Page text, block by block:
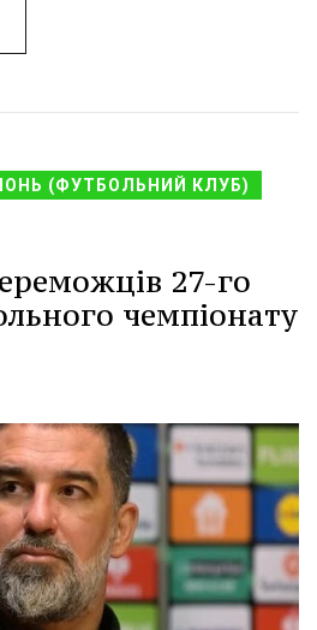
(ФУТБОЛЬНИЙ КЛУБ)
27-го
чемпіонату